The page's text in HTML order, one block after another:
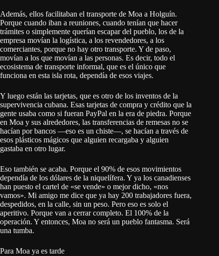
Además, ellos facilitaban el transporte de Moa a Holguín.
Porque cuando iban a reuniones, cuando tenían que hacer
trámites o simplemente querían escapar del pueblo, los de la
empresa movían la logística, a los revendedores, a los
comerciantes, porque no hay otro transporte. Y de paso,
movían a los que movían a las personas. Es decir, todo el
ecosistema de transporte informal, que es el único que
funciona en esta isla rota, dependía de esos viajes.
Y luego están las tarjetas, que es otro de los inventos de la
supervivencia cubana. Esas tarjetas de compra y crédito que la
gente usaba como si fueran PayPal en la era de piedra. Porque
en Moa y sus alrededores, las transferencias de remesas no se
hacían por bancos —eso es un chiste—, se hacían a través de
esos plásticos mágicos que alguien recargaba y alguien
gastaba en otro lugar.
Eso también se acaba. Porque el 90% de esos movimientos
dependía de los dólares de la niquelífera. Y ya los canadienses
han puesto el cartel de «se vende» o mejor dicho, «nos
vamos». Mi amigo me dice que ya hay 200 trabajadores fuera,
despedidos, en la calle, sin un peso. Pero eso es solo el
aperitivo. Porque van a cerrar completo. El 100% de la
operación. Y entonces, Moa no será un pueblo fantasma. Será
una tumba.
Para Moa ya es tarde